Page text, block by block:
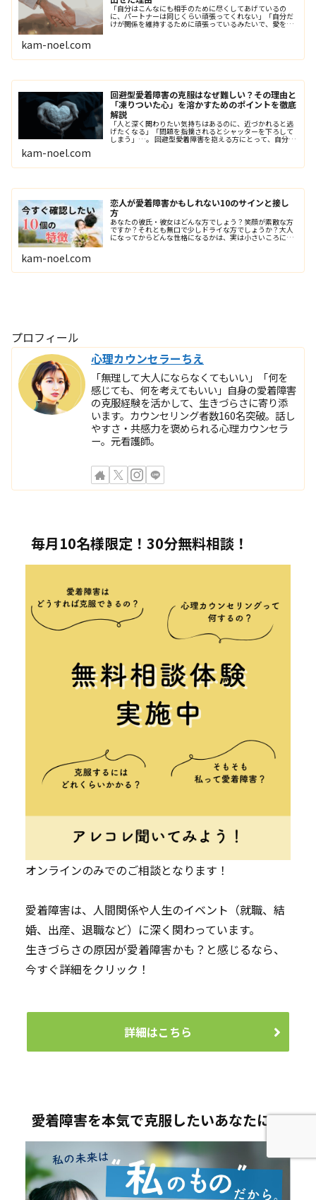
「自分はこんなにも相手のために尽くしてあげているの
に、パートナーは同じくらい頑張ってくれない」「自分だ
けが関係を維持するために頑張っているみたいで、愛を感
kam-noel.com
回避型愛着障害の克服はなぜ難しい？その理由と
「凍りついた心」を溶かすためのポイントを徹底
解説
「人と深く関わりたい気持ちはあるのに、近づかれると逃
げたくなる」「問題を指摘されるとシャッターを下ろして
しまう」…。 回避型愛着障害を抱える方にとって、自分を
のステップを専門的視点から解説します。
kam-noel.com
恋人が愛着障害かもしれない10のサインと接し
方
あなたの彼氏・彼女はどんな方でしょう？笑顔が素敵な方
ですか？それとも無口で少しドライな方でしょうか？大人
になってからどんな性格になるかは、実は小さいころに形
kam-noel.com
プロフィール
心理カウンセラーちえ
「無理して大人にならなくてもいい」「何を
感じても、何を考えてもいい」自身の愛着障害
の克服経験を活かして、生きづらさに寄り添
います。カウンセリング者数160名突破。話し
やすさ・共感力を褒められる心理カウンセラ
ー。元看護師。
毎月10名様限定！30分無料相談！
オンラインのみでのご相談となります！
愛着障害は、人間関係や人生のイベント（就職、結
婚、出産、退職など）に深く関わっています。
生きづらさの原因が愛着障害かも？と感じるなら、
今すぐ詳細をクリック！
詳細はこちら
愛着障害を本気で克服したいあなたに